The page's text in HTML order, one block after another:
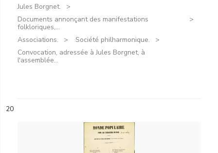
Jules Borgnet.
Documents annonçant des manifestations
folkloriques,...
Associations.
Société philharmonique.
Convocation, adressée à Jules Borgnet, à
l'assemblée...
20